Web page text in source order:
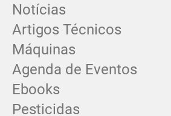
Notícias
Artigos Técnicos
Máquinas
Agenda de Eventos
Ebooks
Pesticidas